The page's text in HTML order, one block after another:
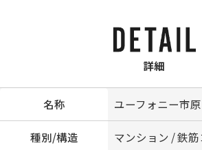
詳細
名称 ユーフォニー市原
種別/構造 マンション / 鉄